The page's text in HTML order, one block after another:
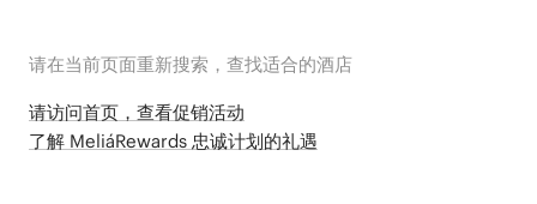
请在当前页面重新搜索，查找适合的酒店
请访问首页，查看促销活动
了解 MeliáRewards 忠诚计划的礼遇